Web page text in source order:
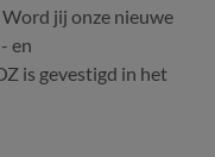
jij onze nieuwe
en
is gevestigd in het